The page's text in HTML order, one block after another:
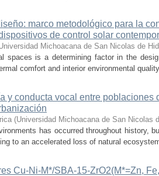
marco metodológico para la
de control solar
Michoacana de San Nicolas de
spaces is a determining factor in the
comfort and interior environmental
y conducta vocal entre poblaciones
(Universidad Michoacana de San Nicolas
has occurred throughout history,
to an accelerated loss of natural
Cu-Ni-M*/SBA-15-ZrO2(M*=Zn,